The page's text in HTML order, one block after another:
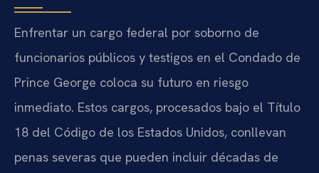
Enfrentar un cargo federal por soborno de
funcionarios públicos y testigos en el Condado de
Prince George coloca su futuro en riesgo
inmediato. Estos cargos, procesados bajo el Título
18 del Código de los Estados Unidos, conllevan
penas severas que pueden incluir décadas de